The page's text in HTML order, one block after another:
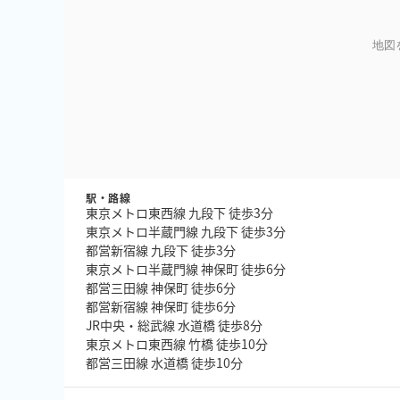
地図
駅・路線
東京メトロ東西線 九段下 徒歩3分
東京メトロ半蔵門線 九段下 徒歩3分
都営新宿線 九段下 徒歩3分
東京メトロ半蔵門線 神保町 徒歩6分
都営三田線 神保町 徒歩6分
都営新宿線 神保町 徒歩6分
JR中央・総武線 水道橋 徒歩8分
東京メトロ東西線 竹橋 徒歩10分
都営三田線 水道橋 徒歩10分